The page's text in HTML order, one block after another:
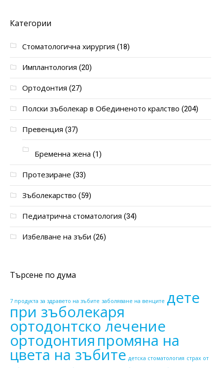
Категории
Стоматологична хирургия (18)
Имплантология (20)
Ортодонтия (27)
Полски зъболекар в Обединеното кралство (204)
Превенция (37)
Бременна жена (1)
Протезиране (33)
Зъболекарство (59)
Педиатрична стоматология (34)
Избелване на зъби (26)
Търсене по дума
7 продукта за здравето на зъбите заболяване на венците дете
при зъболекаря
ортодонтско лечение
ортодонтия промяна на
цвета на зъбите детска стоматология страх от